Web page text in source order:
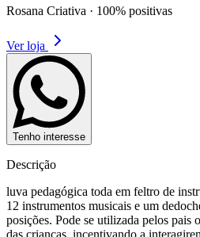
Rosana Criativa · 100% positivas
Ver loja
Tenho interesse
Descrição
luva pedagógica toda em feltro de
12 instrumentos musicais e um
posições. Pode se utilizada pelos pais
das crianças, incentivando a